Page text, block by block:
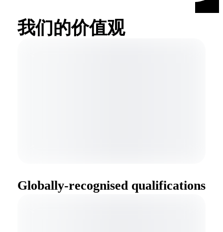
我们的价值观
Globally-recognised qualifications